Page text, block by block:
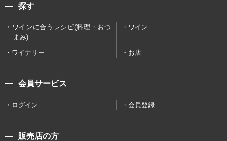
探す
ワインに合うレシピ(料理・おつ
まみ)
ワイン
ワイナリー お店
会員サービス
ログイン 会員登録
販売店の方